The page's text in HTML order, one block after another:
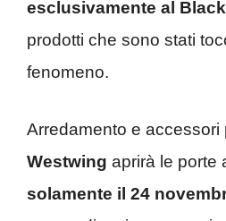
esclusivamente al
prodotti che sono stati
fenomeno.
Arredamento e accessori
Westwing aprirà le porte
solamente il 24